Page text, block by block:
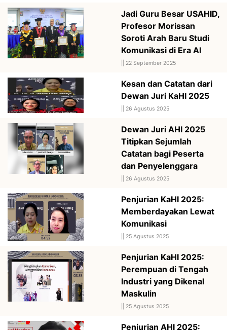
Jadi Guru Besar USAHID,
Profesor Morissan
Soroti Arah Baru Studi
Komunikasi di Era AI
22 September 2025
Kesan dan Catatan dari
Dewan Juri KaHI 2025
26 Agustus 2025
Dewan Juri AHI 2025
Titipkan Sejumlah
Catatan bagi Peserta
dan Penyelenggara
26 Agustus 2025
Penjurian KaHI 2025:
Memberdayakan Lewat
Komunikasi
25 Agustus 2025
Penjurian KaHI 2025:
Perempuan di Tengah
Industri yang Dikenal
Maskulin
25 Agustus 2025
Penjurian AHI 2025: